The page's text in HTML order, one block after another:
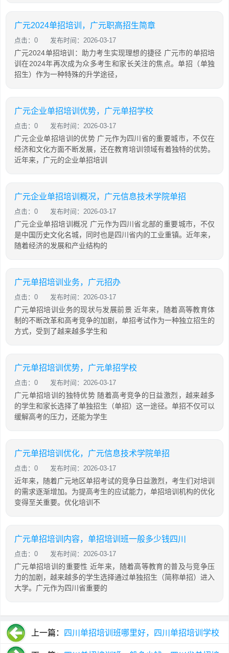
广元2024单招培训，广元职高招生简章
点击：0 发布时间：2026-03-17
广元2024单招培训：助力考生实现理想的捷径 广元市的单招培
训在2024年再次成为众多考生和家长关注的焦点。单招（单独
招生）作为一种特殊的升学途径，
广元企业单招培训优势，广元单招学校
点击：0 发布时间：2026-03-17
广元企业单招培训的优势 广元作为四川省的重要城市，不仅在
经济和文化方面不断发展，还在教育培训领域有着独特的优势。
近年来，广元的企业单招培训
广元企业单招培训概况，广元信息技术学院单招
点击：0 发布时间：2026-03-17
广元企业单招培训概况 广元作为四川省北部的重要城市，不仅
是中国历史文化名城，同时也是四川省内的工业重镇。近年来，
随着经济的发展和产业结构的
广元单招培训业务，广元招办
点击：0 发布时间：2026-03-17
广元单招培训业务的现状与发展前景 近年来，随着高等教育体
制的不断改革和高考竞争的加剧，单招考试作为一种独立招生的
方式，受到了越来越多学生和
广元单招培训优势，广元单招学校
点击：0 发布时间：2026-03-17
广元单招培训的独特优势 随着高考竞争的日益激烈，越来越多
的学生和家长选择了单独招生（单招）这一途径。单招不仅可以
缓解高考的压力，还能为学生
广元单招培训优化，广元信息技术学院单招
点击：0 发布时间：2026-03-17
近年来，随着广元地区单招考试的竞争日益激烈，考生们对培训
的需求逐渐增加。为提高考生的应试能力，单招培训机构的优化
变得至关重要。优化培训不
广元单招培训内容，单招培训班一般多少钱四川
点击：0 发布时间：2026-03-17
广元单招培训的重要性 近年来，随着高等教育的普及与竞争压
力的加剧，越来越多的学生选择通过单独招生（简称单招）进入
大学。广元作为四川省重要的
上一篇： 四川单招培训班哪里好，四川单招培训学校